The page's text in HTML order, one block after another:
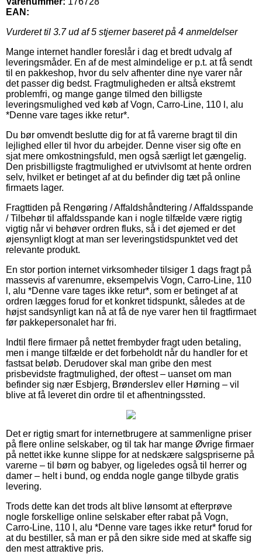
EAN:
Vurderet til 3.7ud af 5 stjerner baseret på 4 anmeldelser
Mange internet handler foreslår i dag et bredt udvalg af
leveringsmåder. En af de mest almindelige er p.t. at få sendt
til en pakkeshop, hvor du selv afhenter dine nye varer når
det passer dig bedst. Fragtmuligheden er altså ekstremt
problemfri, og mange gange tilmed den billigste
leveringsmulighed ved køb af Vogn, Carro-Line, 110 l, alu
*Denne vare tages ikke retur*.
Du bør omvendt beslutte dig for at få varerne bragt til din
lejlighed eller til hvor du arbejder. Denne viser sig ofte en
sjat mere omkostningsfuld, men også særligt let gængelig.
Den prisbilligste fragtmulighed er utvivlsomt at hente ordren
selv, hvilket er betinget af at du befinder dig tæt på online
firmaets lager.
Fragttiden på Rengøring / Affaldshåndtering / Affaldsspande
/ Tilbehør til affaldsspande kan i nogle tilfælde være rigtig
vigtig når vi behøver ordren fluks, så i det øjemed er det
øjensynligt klogt at man ser leveringstidspunktet ved det
relevante produkt.
En stor portion internet virksomheder tilsiger 1 dags fragt på
massevis af varenumre, eksempelvis Vogn, Carro-Line, 110
l, alu *Denne vare tages ikke retur*, som er betinget af at
ordren lægges forud for et konkret tidspunkt, således at de
højst sandsynligt kan nå at få de nye varer hen til fragtfirmaet
før pakkepersonalet har fri.
Indtil flere firmaer på nettet frembyder fragt uden betaling,
men i mange tilfælde er det forbeholdt når du handler for et
fastsat beløb. Derudover skal man gribe den mest
prisbevidste fragtmulighed, der oftest – uanset om man
befinder sig nær Esbjerg, Brønderslev eller Hørning – vil
blive at få leveret din ordre til et afhentningssted.
Det er rigtig smart for internetbrugere at sammenligne priser
på flere online selskaber, og til tak har mange Øvrige firmaer
på nettet ikke kunne slippe for at nedskære salgspriserne på
varerne – til børn og babyer, og ligeledes også til herrer og
damer – helt i bund, og endda nogle gange tilbyde gratis
levering.
Trods dette kan det trods alt blive lønsomt at efterprøve
nogle forskellige online selskaber efter rabat på Vogn,
Carro-Line, 110 l, alu *Denne vare tages ikke retur* forud for
at du bestiller, så man er på den sikre side med at skaffe sig
den mest attraktive pris.